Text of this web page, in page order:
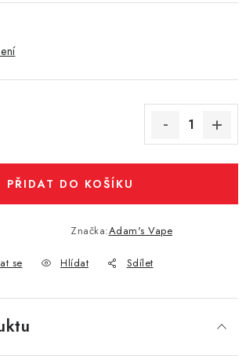
PŘIDAT DO KOŠÍKU
Značka:Adam's Vape
se Hlídat Sdílet